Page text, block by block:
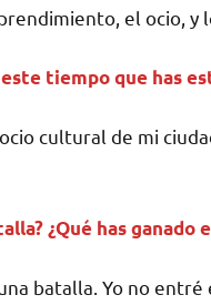
el ocio, y
tiempo que has
cultural de mi
¿Qué has
batalla. Yo no